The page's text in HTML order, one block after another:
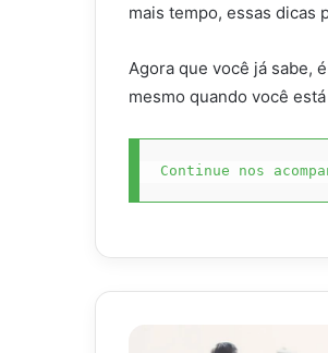
mais tempo, essas dicas
Agora que você já sabe,
mesmo quando você
Continue nos